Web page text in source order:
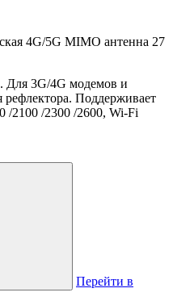
4G/5G MIMO антенна 27
Для 3G/4G модемов и
рефлектора. Поддерживает
/2100 /2300 /2600, Wi-Fi
Перейти в